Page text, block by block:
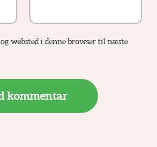
websted i denne browser til næste